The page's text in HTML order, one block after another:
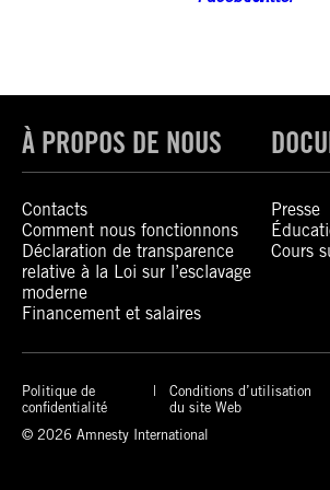
À PROPOS DE NOUS
Contacts
Comment nous fonctionnons
Déclaration de transparence
relative à la Loi sur l’esclavage
moderne
Financement et salaires
Presse
Cours
Politique de
confidentialité
Conditions d’utilisation
du site Web
© 2026 Amnesty International